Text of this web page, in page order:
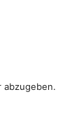
abzugeben.